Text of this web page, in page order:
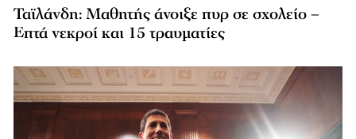
Ταϊλάνδη: Μαθητής άνοιξε πυρ σε σχολείο –
Επτά νεκροί και 15 τραυματίες